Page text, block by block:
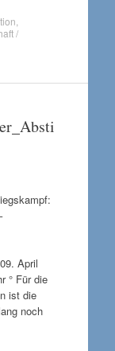
/
April
° Für die
ist die
noch